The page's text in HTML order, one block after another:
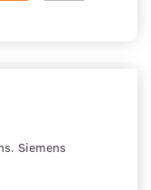
Siemens